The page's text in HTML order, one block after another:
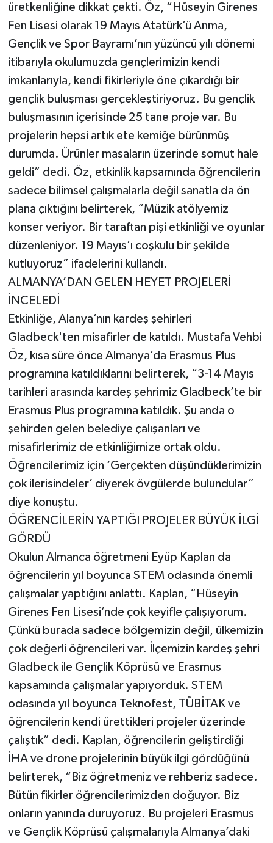
üretkenliğine dikkat çekti. Öz, “Hüseyin Girenes
Fen Lisesi olarak 19 Mayıs Atatürk’ü Anma,
Gençlik ve Spor Bayramı’nın yüzüncü yılı dönemi
itibarıyla okulumuzda gençlerimizin kendi
imkanlarıyla, kendi fikirleriyle öne çıkardığı bir
gençlik buluşması gerçekleştiriyoruz. Bu gençlik
buluşmasının içerisinde 25 tane proje var. Bu
projelerin hepsi artık ete kemiğe bürünmüş
durumda. Ürünler masaların üzerinde somut hale
geldi” dedi. Öz, etkinlik kapsamında öğrencilerin
sadece bilimsel çalışmalarla değil sanatla da ön
plana çıktığını belirterek, “Müzik atölyemiz
konser veriyor. Bir taraftan pişi etkinliği ve oyunlar
düzenleniyor. 19 Mayıs’ı coşkulu bir şekilde
kutluyoruz” ifadelerini kullandı.
ALMANYA’DAN GELEN HEYET PROJELERİ
İNCELEDİ
Etkinliğe, Alanya’nın kardeş şehirleri
Gladbeck'ten misafirler de katıldı. Mustafa Vehbi
Öz, kısa süre önce Almanya’da Erasmus Plus
programına katıldıklarını belirterek, “3-14 Mayıs
tarihleri arasında kardeş şehrimiz Gladbeck’te bir
Erasmus Plus programına katıldık. Şu anda o
şehirden gelen belediye çalışanları ve
misafirlerimiz de etkinliğimize ortak oldu.
Öğrencilerimiz için ‘Gerçekten düşündüklerimizin
çok ilerisindeler’ diyerek övgülerde bulundular”
diye konuştu.
ÖĞRENCİLERİN YAPTIĞI PROJELER BÜYÜK İLGİ
GÖRDÜ
Okulun Almanca öğretmeni Eyüp Kaplan da
öğrencilerin yıl boyunca STEM odasında önemli
çalışmalar yaptığını anlattı. Kaplan, “Hüseyin
Girenes Fen Lisesi’nde çok keyifle çalışıyorum.
Çünkü burada sadece bölgemizin değil, ülkemizin
çok değerli öğrencileri var. İlçemizin kardeş şehri
Gladbeck ile Gençlik Köprüsü ve Erasmus
kapsamında çalışmalar yapıyorduk. STEM
odasında yıl boyunca Teknofest, TÜBİTAK ve
öğrencilerin kendi ürettikleri projeler üzerinde
çalıştık” dedi. Kaplan, öğrencilerin geliştirdiği
İHA ve drone projelerinin büyük ilgi gördüğünü
belirterek, “Biz öğretmeniz ve rehberiz sadece.
Bütün fikirler öğrencilerimizden doğuyor. Biz
onların yanında duruyoruz. Bu projeleri Erasmus
ve Gençlik Köprüsü çalışmalarıyla Almanya’daki